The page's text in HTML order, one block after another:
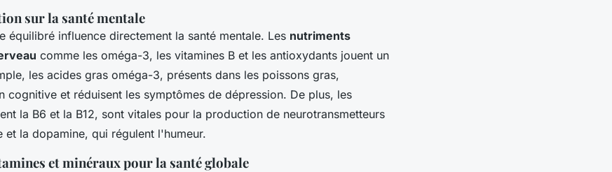
sur la santé mentale
équilibré influence directement la santé mentale. Les nutriments
comme les oméga-3, les vitamines B et les antioxydants jouent un
les acides gras oméga-3, présents dans les poissons gras,
cognitive et réduisent les symptômes de dépression. De plus, les
la B6 et la B12, sont vitales pour la production de neurotransmetteurs
et la dopamine, qui régulent l'humeur.
et minéraux pour la santé globale